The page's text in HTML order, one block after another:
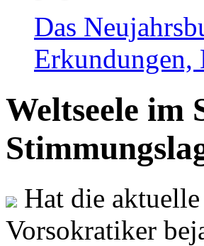
Das
Erkundungen,
Weltseele im
Hat die
Vorsokratiker